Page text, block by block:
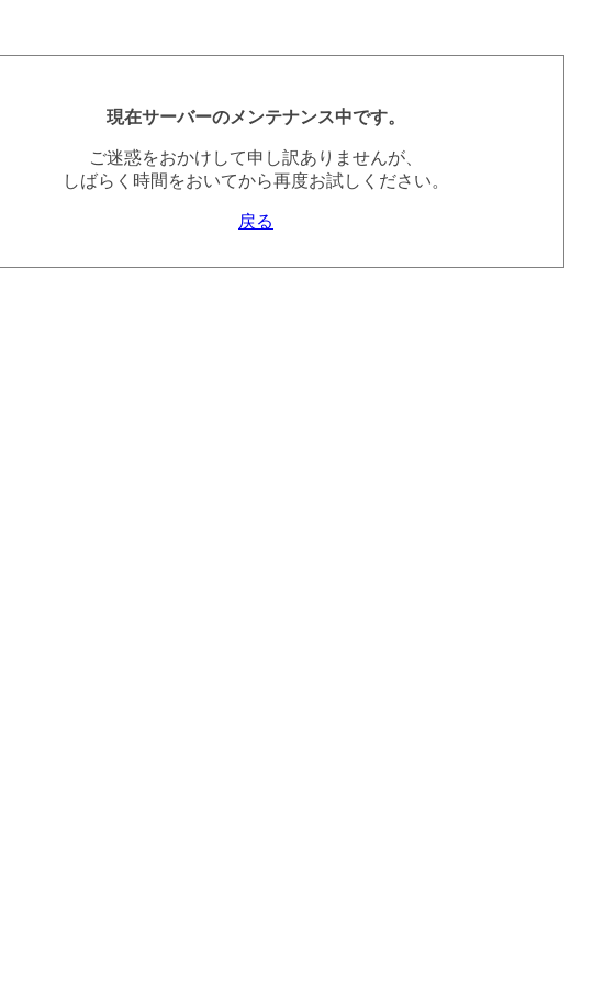
現在サーバーのメンテナンス中です。
ご迷惑をおかけして申し訳ありませんが、
しばらく時間をおいてから再度お試しください。
戻る